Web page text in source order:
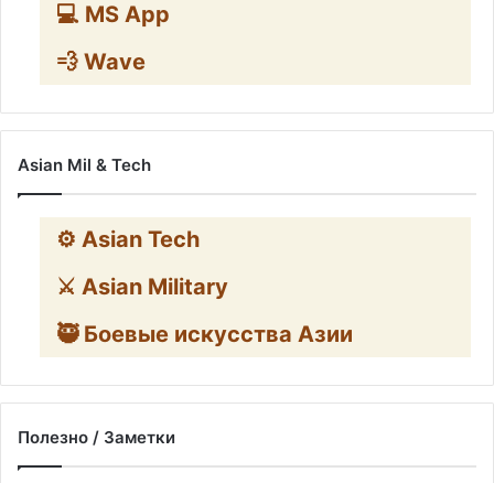
💻 MS App
💨 Wave
Asian Mil & Tech
⚙️ Asian Tech
⚔️ Asian Military
🥷 Боевые искусства Азии
Полезно / Заметки